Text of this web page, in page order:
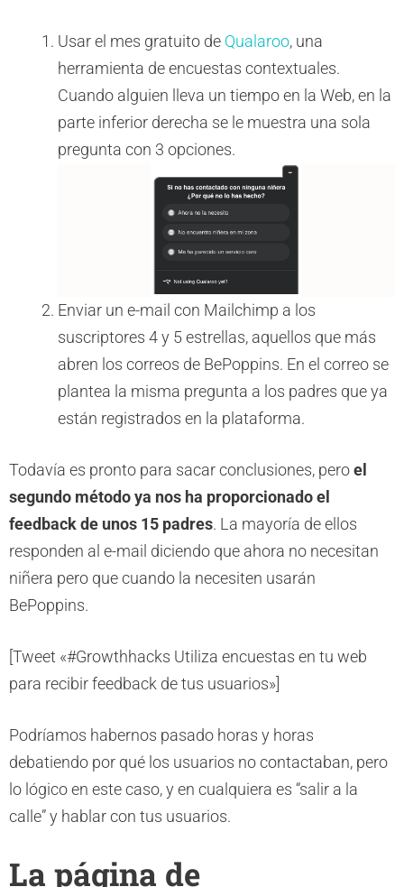
Usar el mes gratuito de Qualaroo, una
herramienta de encuestas contextuales.
Cuando alguien lleva un tiempo en la Web, en la
parte inferior derecha se le muestra una sola
pregunta con 3 opciones.
Enviar un e-mail con Mailchimp a los
suscriptores 4 y 5 estrellas, aquellos que más
abren los correos de BePoppins. En el correo se
plantea la misma pregunta a los padres que ya
están registrados en la plataforma.
Todavía es pronto para sacar conclusiones, peroel
segundo método ya nos ha proporcionado el
feedback de unos 15 padres. La mayoría de ellos
responden al e-mail diciendo que ahora no necesitan
niñera pero que cuando la necesiten usarán
BePoppins.
[Tweet «#Growthhacks Utiliza encuestas en tu web
para recibir feedback de tus usuarios»]
Podríamos habernos pasado horas y horas
debatiendo por qué los usuarios no contactaban, pero
lo lógico en este caso, y en cualquiera es “salir a la
calle” y hablar con tus usuarios.
La página de